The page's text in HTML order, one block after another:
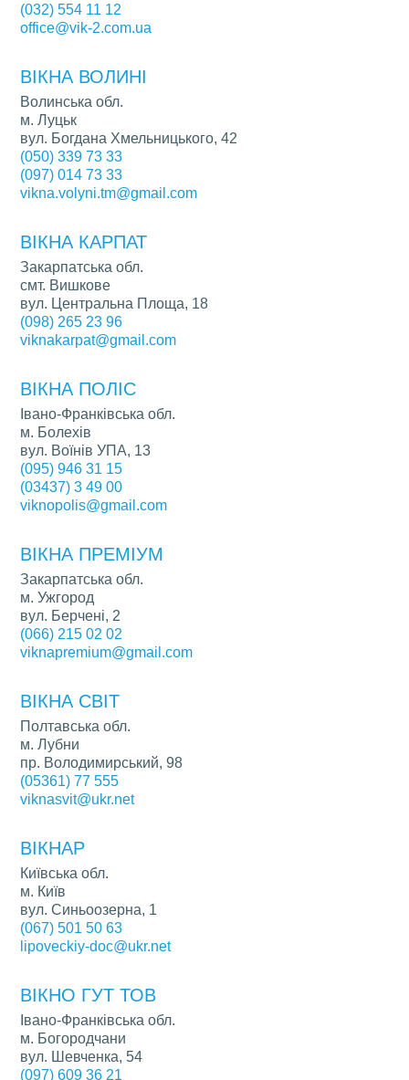
(032) 554 11 12
office@vik-2.com.ua
ВІКНА ВОЛИНІ
Волинська обл.
м. Луцьк
вул. Богдана Хмельницького, 42
(050) 339 73 33
(097) 014 73 33
vikna.volyni.tm@gmail.com
ВІКНА КАРПАТ
Закарпатська обл.
смт. Вишкове
вул. Центральна Площа, 18
(098) 265 23 96
viknakarpat@gmail.com
ВІКНА ПОЛІС
Івано-Франківська обл.
м. Болехів
вул. Воїнів УПА, 13
(095) 946 31 15
(03437) 3 49 00
viknopolis@gmail.com
ВІКНА ПРЕМІУМ
Закарпатська обл.
м. Ужгород
вул. Берчені, 2
(066) 215 02 02
viknapremium@gmail.com
ВІКНА СВІТ
Полтавська обл.
м. Лубни
пр. Володимирський, 98
(05361) 77 555
viknasvit@ukr.net
ВІКНАР
Київська обл.
м. Київ
вул. Синьоозерна, 1
(067) 501 50 63
lipoveckiy-doc@ukr.net
ВІКНО ГУТ ТОВ
Івано-Франківська обл.
м. Богородчани
вул. Шевченка, 54
(097) 609 36 21